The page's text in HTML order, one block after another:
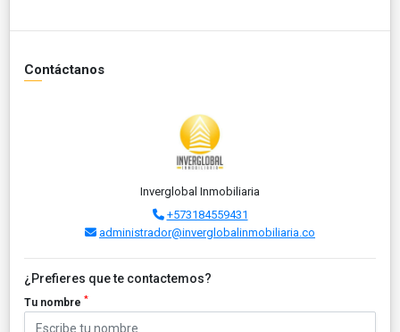
Contáctanos
Inverglobal Inmobiliaria
+573184559431
administrador@inverglobalinmobiliaria.co
¿Prefieres que te contactemos?
Tu nombre *